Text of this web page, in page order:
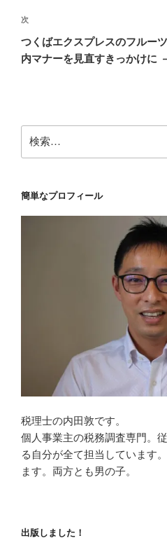
ゲ
ー
シ
次
の
投
次
つくばエクスプレスのフルー
内マナーを見直すきっかけに
索:
簡単なプロフィール
税理士の内田敦です。
個人事業主の税務調査専門。
る自分が全て担当しています
ます。両方とも男の子。
出版しました！